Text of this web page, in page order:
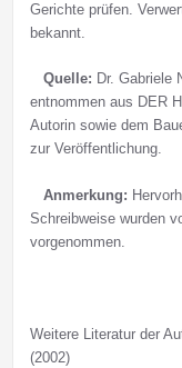
Gerichte prüfen.
bekannt.
Quelle: Dr. Gabriele
entnommen aus DER
Autorin sowie dem
zur Veröffentlichung.
Anmerkung:
Schreibweise wurden
vorgenommen.
Weitere Literatur der
(2002)